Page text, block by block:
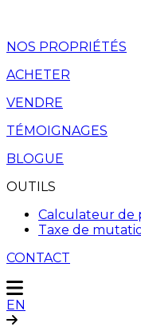
NOS PROPRIÉTÉS
ACHETER
VENDRE
TÉMOIGNAGES
BLOGUE
OUTILS
Calculateur de
Taxe de
CONTACT
EN